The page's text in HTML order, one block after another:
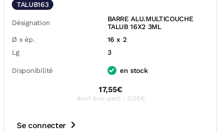
TALUB163
Désignation
BARRE ALU.MULTICOUCHE
TALUB 16X2 3ML
Ø x ép.
16 x 2
Lg
3
Disponibilité en stock
17,55€
dont éco-part. : 0,05€
Se connecter